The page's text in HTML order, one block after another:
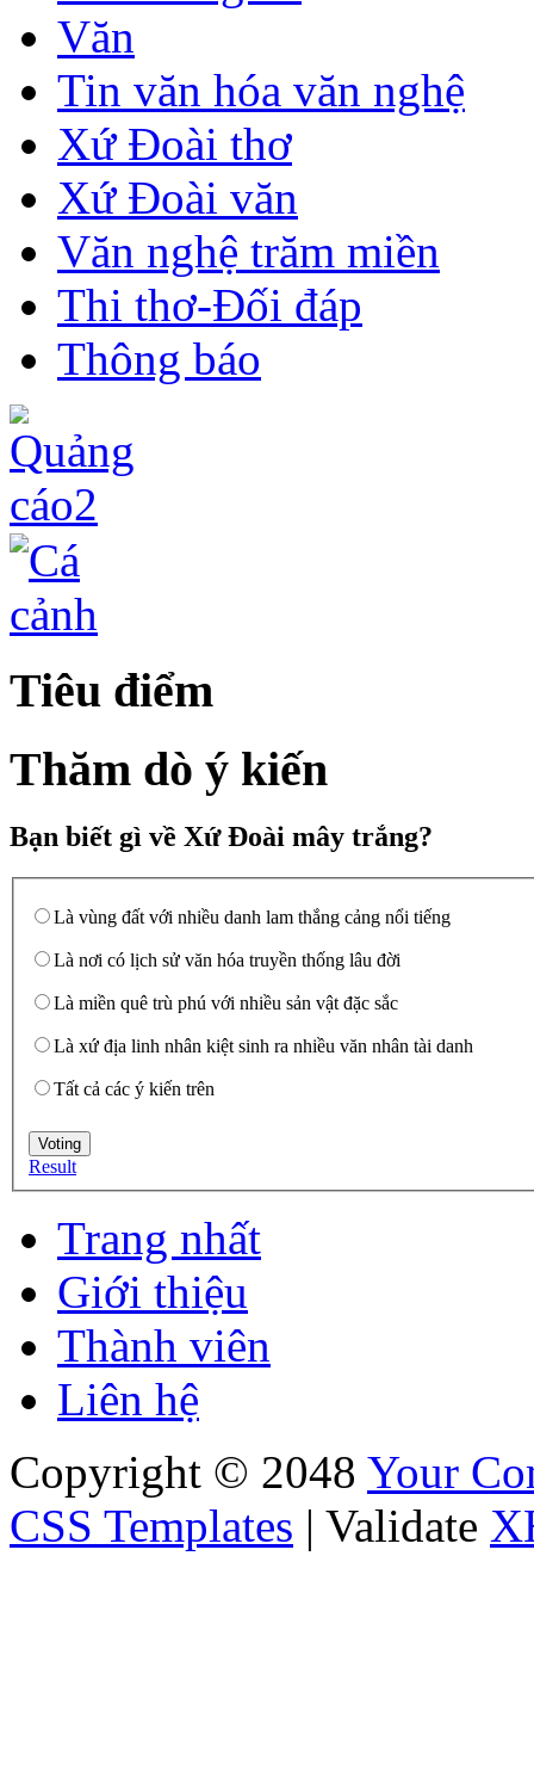
Văn
Tin văn hóa văn nghệ
Xứ Đoài thơ
Xứ Đoài văn
Văn nghệ trăm miền
Thi thơ-Đối đáp
Thông báo
Tiêu điểm
Thăm dò ý kiến
Bạn biết gì về Xứ Đoài mây trắng?
Là vùng đất với nhiều danh lam thắng cảng nổi tiếng
Là nơi có lịch sử văn hóa truyền thống lâu đời
Là miền quê trù phú với nhiều sản vật đặc sắc
Là xứ địa linh nhân kiệt sinh ra nhiều văn nhân tài danh
Tất cả các ý kiến trên
Result
Trang nhất
Giới thiệu
Thành viên
Liên hệ
Copyright © 2048 Your
CSS Templates | Validate